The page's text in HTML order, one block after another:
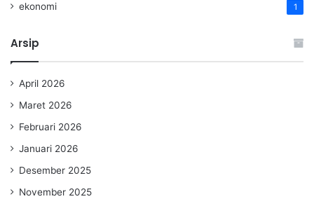
ekonomi 1
Arsip
April 2026
Maret 2026
Februari 2026
Januari 2026
Desember 2025
November 2025